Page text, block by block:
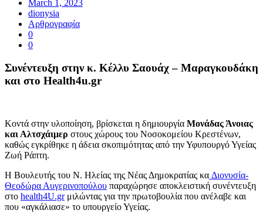
March 1, 2023
dionysia
Αρθρογραφία
0
0
Συνέντευξη στην κ. Κέλλυ Σαουάχ – Μαραγκουδάκη
και στο Health4u.gr
Κοντά στην υλοποίηση, βρίσκεται η δημιουργία Μονάδας Άνοιας
και Αλτσχάιμερ στους χώρους του Νοσοκομείου Κρεστένων,
καθώς εγκρίθηκε η άδεια σκοπιμότητας από την Υφυπουργό Υγείας
Ζωή Ράπτη.
Η Βουλευτής του Ν. Ηλείας της Νέας Δημοκρατίας κα Διονυσία-
Θεοδώρα Αυγερινοπούλου παραχώρησε αποκλειστική συνέντευξη
στο health4U.grμιλώντας για την πρωτοβουλία που ανέλαβε και
που «αγκάλιασε» το υπουργείο Υγείας.